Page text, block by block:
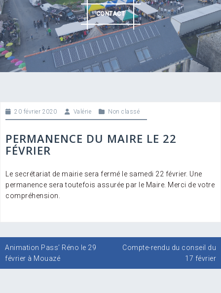
CONTACT
20 février 2020 Valérie Non classé
PERMANENCE DU MAIRE LE 22
FÉVRIER
Le secrétariat de mairie sera fermé le samedi 22 février. Une
permanence sera toutefois assurée par le Maire. Merci de votre
compréhension.
Navigation
de
l’article
Animation Pass’ Réno le 29
février à Mouazé
Compte-rendu du conseil du
17 février